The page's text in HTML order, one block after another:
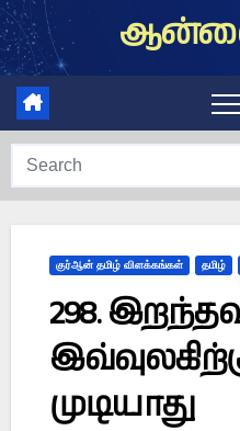
Skip
to
content
குர்ஆன் தமிழ் விளக்கங்கள் தமிழ்
298.
முடியாது